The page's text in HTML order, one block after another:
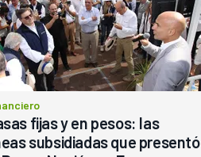
fijas y en pesos: las
subsidiadas que presentó